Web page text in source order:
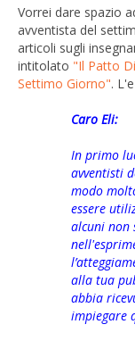
Vorrei dare spazio
avventista del
articoli sugli
intitolato "Il Patto
Settimo Giorno".
Caro Eli:
In primo
avventisti
modo
essere
alcuni non
alla tua
abbia
impiegare